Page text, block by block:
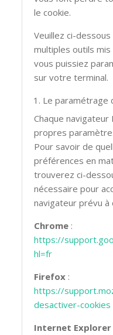
le cookie.
Veuillez ci-
multiples outils
vous puissiez
sur votre terminal.
Le paramétrage
Chaque
propres
Pour savoir de
préférences en
trouverez ci-
nécessaire pour
navigateur prévu à
Chrome :
https://
hl=fr
Firefox :
https://
desactiver-cookies
Internet Explorer